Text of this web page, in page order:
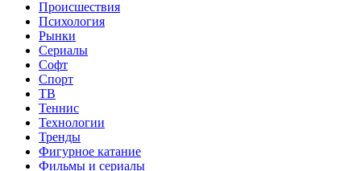
Происшествия
Психология
Рынки
Сериалы
Софт
Спорт
ТВ
Теннис
Технологии
Тренды
Фигурное катание
Фильмы и сериалы